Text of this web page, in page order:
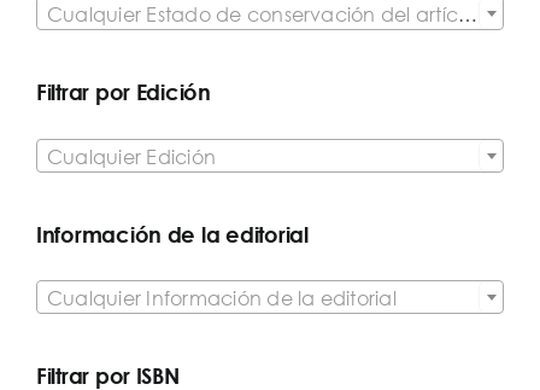
Cualquier Estado de conservación del artículo
Filtrar por Edición
Cualquier Edición
Información de la editorial
Cualquier Información de la editorial
Filtrar por ISBN